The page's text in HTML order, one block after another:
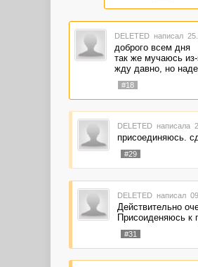
DELETED написал
доброго всем дня
так же мучаюсь
жду давно, но
#18
DELETED написала
присоединяюсь.
#29
DELETED написал
Действительно
Присоиденяюсь к
#31